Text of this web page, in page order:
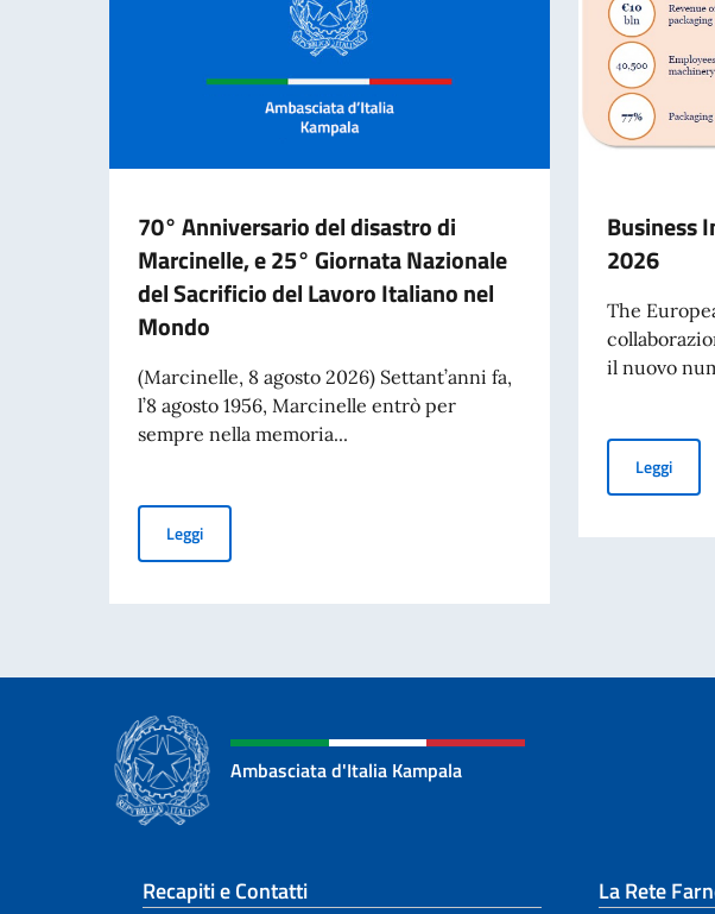
70° Anniversario del disastro di
Marcinelle, e 25° Giornata Nazionale
del Sacrificio del Lavoro Italiano nel
Mondo
(Marcinelle, 8 agosto 2026) Settant’anni fa,
l’8 agosto 1956, Marcinelle entrò per
sempre nella memoria...
Leggi70° Anniversario del disastro di Marcinelle, e 25° Giornata Nazionale
Business
2026
The
il nuovo
Leggi
Ambasciata d'Italia Kampala
Sezione footer
Recapiti e Contatti La Rete